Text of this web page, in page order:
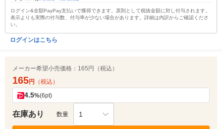
ログイン&全額PayPay支払いで獲得できます。原則として税抜金額に対し付与されます。
表示よりも実際の付与数、付与率が少ない場合があります。詳細は内訳からご確認くださ
い。
ログインはこちら
メーカー希望小売価格： 165円（税込）
165円 （税込）
4.5%(6pt)
在庫あり 数量 1